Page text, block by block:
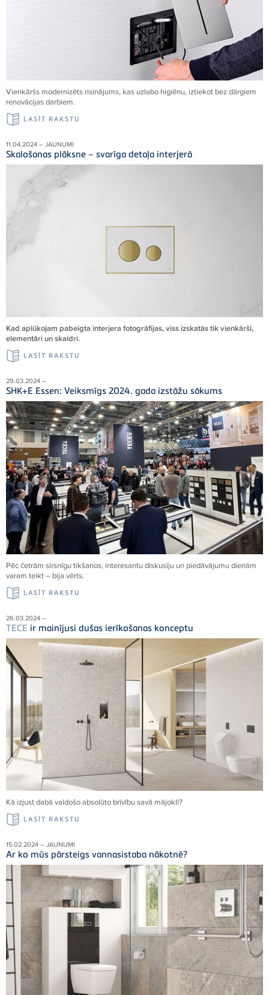
Vienkāršs modernizēts risinājums, kas uzlabo higiēnu, iztiekot bez dārgiem
renovācijas darbiem.
LASĪT RAKSTU
11.04.2024 – JAUNUMI
Skalošanas plāksne – svarīga detaļa interjerā
Kad aplūkojam pabeigta interjera fotogrāfijas, viss izskatās tik vienkārši,
elementāri un skaidri.
LASĪT RAKSTU
29.03.2024 –
SHK+E Essen: Veiksmīgs 2024. gada izstāžu sākums
Pēc četrām sirsnīgu tikšanos, interesantu diskusiju un piedāvājumu dienām
varam teikt – bija vērts.
LASĪT RAKSTU
26.03.2024 –
TECE ir mainījusi dušas ierīkošanas konceptu
Kā izjust dabā valdošo absolūto brīvību savā mājoklī?
LASĪT RAKSTU
15.02.2024 – JAUNUMI
Ar ko mūs pārsteigs vannasistaba nākotnē?